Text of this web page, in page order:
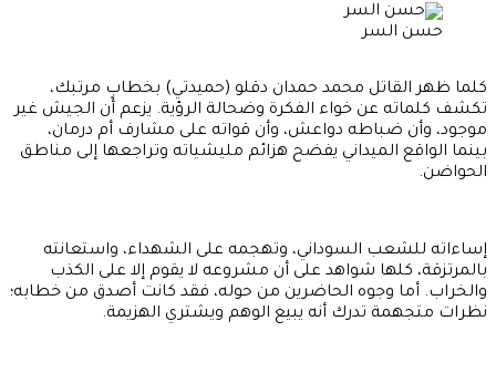
حسن السر
كلما ظهر القاتل محمد حمدان دقلو (حميدتي) بخطابٍ مرتبك،
تكشف كلماته عن خواء الفكرة وضحالة الرؤية. يزعم أن الجيش غير
موجود، وأن ضباطه دواعش، وأن قواته على مشارف أم درمان،
بينما الواقع الميداني يفضح هزائم مليشياته وتراجعها إلى مناطق
الحواضن.
إساءاته للشعب السوداني، وتهجمه على الشهداء، واستعانته
بالمرتزقة، كلها شواهد على أن مشروعه لا يقوم إلا على الكذب
والخراب. أما وجوه الحاضرين من حوله، فقد كانت أصدق من خطابه؛
نظرات متجهمة تدرك أنه يبيع الوهم ويشتري الهزيمة.